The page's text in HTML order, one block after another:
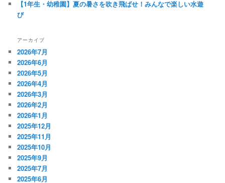
【1年生・幼稚園】夏の暑さを吹き飛ばせ！みんなで楽しい水遊
び
アーカイブ
2026年7月
2026年6月
2026年5月
2026年4月
2026年3月
2026年2月
2026年1月
2025年12月
2025年11月
2025年10月
2025年9月
2025年7月
2025年6月